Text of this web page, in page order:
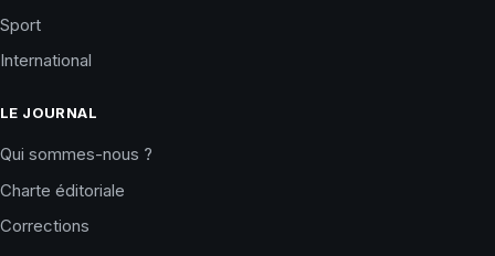
Sport
International
LE JOURNAL
Qui sommes-nous ?
Charte éditoriale
Corrections